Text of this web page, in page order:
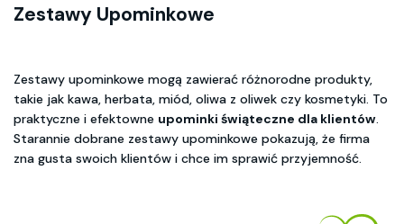
Zestawy Upominkowe
Zestawy upominkowe mogą zawierać różnorodne produkty,
takie jak kawa, herbata, miód, oliwa z oliwek czy kosmetyki. To
praktyczne i efektowne upominki świąteczne dla klientów
Starannie dobrane zestawy upominkowe pokazują, że firma
zna gusta swoich klientów i chce im sprawić przyjemność.